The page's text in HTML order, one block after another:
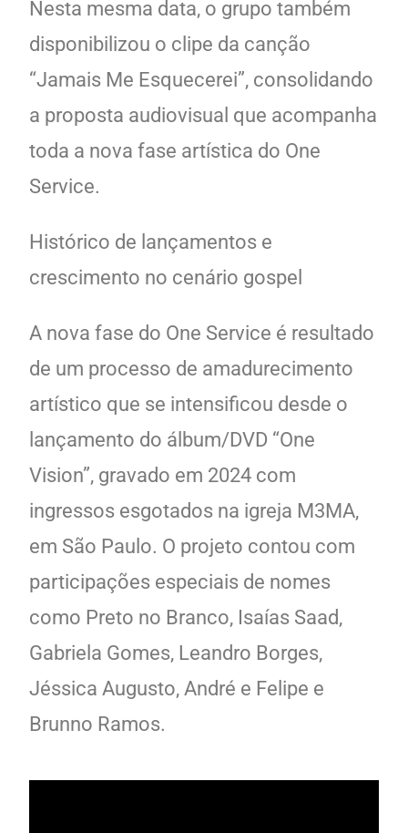
Nesta mesma data, o grupo também
disponibilizou o clipe da canção
“Jamais Me Esquecerei”, consolidando
a proposta audiovisual que acompanha
toda a nova fase artística do One
Service.
Histórico de lançamentos e
crescimento no cenário gospel
A nova fase do One Service é resultado
de um processo de amadurecimento
artístico que se intensificou desde o
lançamento do álbum/DVD “One
Vision”, gravado em 2024 com
ingressos esgotados na igreja M3MA,
em São Paulo. O projeto contou com
participações especiais de nomes
como Preto no Branco, Isaías Saad,
Gabriela Gomes, Leandro Borges,
Jéssica Augusto, André e Felipe e
Brunno Ramos.